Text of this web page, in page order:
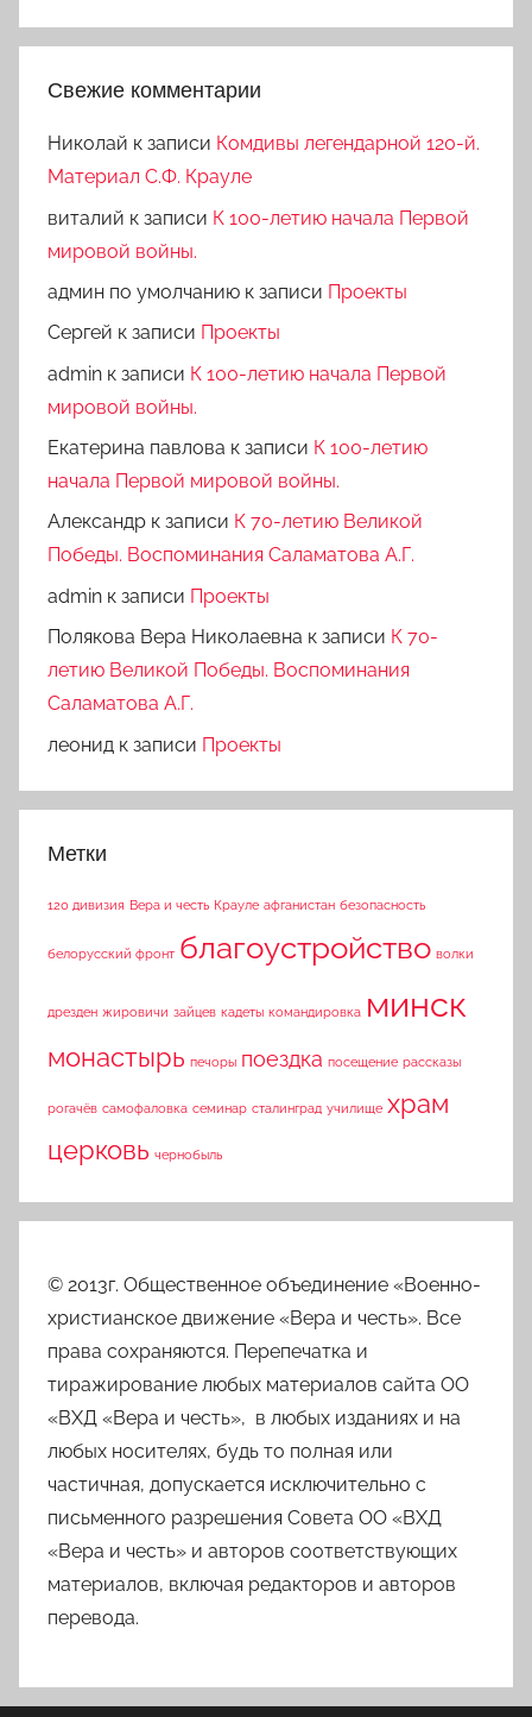
Свежие комментарии
Николай к записи Комдивы легендарной 120-й.
Материал С.Ф. Крауле
виталий к записи К 100-летию начала Первой
мировой войны.
админ по умолчанию к записи Проекты
Сергей к записи Проекты
admin к записи К 100-летию начала Первой
мировой войны.
Екатерина павлова к записи К 100-летию
начала Первой мировой войны.
Александр к записи К 70-летию Великой
Победы. Воспоминания Саламатова А.Г.
admin к записи Проекты
Полякова Вера Николаевна к записи К 70-
летию Великой Победы. Воспоминания
Саламатова А.Г.
леонид к записи Проекты
Метки
120 дивизия Вера и честь Крауле афганистан безопасность
белорусский фронт благоустройство волки
дрезден жировичи зайцев кадеты командировка минск
монастырь печоры поездка посещение рассказы
рогачёв самофаловка семинар сталинград училище храм
церковь чернобыль
© 2013г. Общественное объединение «Военно-
христианское движение «Вера и честь». Все
права сохраняются. Перепечатка и
тиражирование любых материалов сайта ОО
«ВХД «Вера и честь», в любых изданиях и на
любых носителях, будь то полная или
частичная, допускается исключительно с
письменного разрешения Совета ОО «ВХД
«Вера и честь» и авторов соответствующих
материалов, включая редакторов и авторов
перевода.